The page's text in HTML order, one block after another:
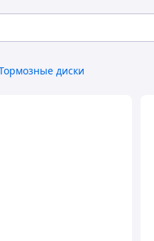
диски